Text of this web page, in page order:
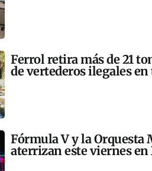
Ferrol retira más de 21
de vertederos ilegales en
Fórmula V y la Orquesta
aterrizan este viernes en